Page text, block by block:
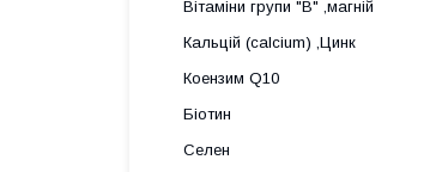
Вітаміни групи "В" ,магній
Кальцій (calcium) ,Цинк
Коензим Q10
Біотин
Селен